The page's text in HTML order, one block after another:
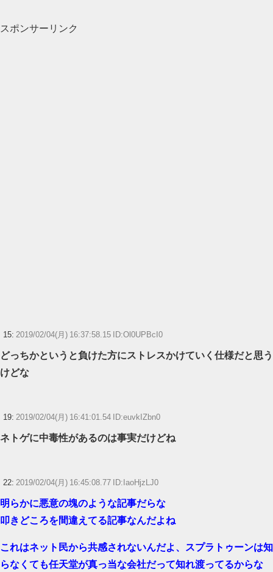
スポンサーリンク
15: 2019/02/04(月) 16:37:58.15 ID:Ol0UPBcI0
どっちかというと負けた方にストレスかけていく仕様だと思う
けどな
19: 2019/02/04(月) 16:41:01.54 ID:euvkIZbn0
ネトゲに中毒性があるのは事実だけどね
22: 2019/02/04(月) 16:45:08.77 ID:IaoHjzLJ0
明らかに悪意の塊のような記事だらな
叩きどころを間違えてる記事なんだよね
これはネット民から共感されないんだよ、スプラトゥーンは知
らなくても任天堂が真っ当な会社だって知れ渡ってるからな